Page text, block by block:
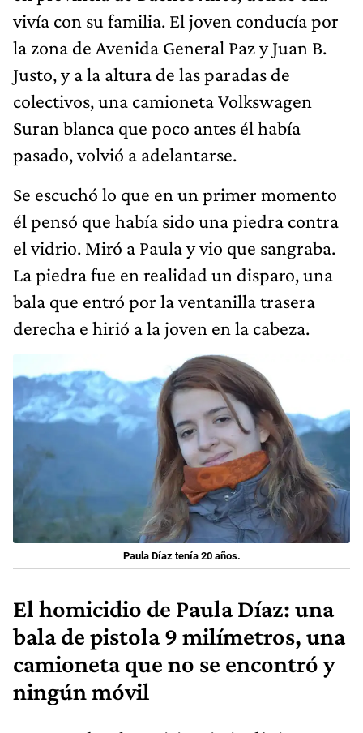
vivía con su familia. El joven conducía por
la zona de Avenida General Paz y Juan B.
Justo, y a la altura de las paradas de
colectivos, una camioneta Volkswagen
Suran blanca que poco antes él había
pasado, volvió a adelantarse.
Se escuchó lo que en un primer momento
él pensó que había sido una piedra contra
el vidrio. Miró a Paula y vio que sangraba.
La piedra fue en realidad un disparo, una
bala que entró por la ventanilla trasera
derecha e hirió a la joven en la cabeza.
Paula Díaz tenía 20 años.
El homicidio de Paula Díaz: una
bala de pistola 9 milímetros, una
camioneta que no se encontró y
ningún móvil